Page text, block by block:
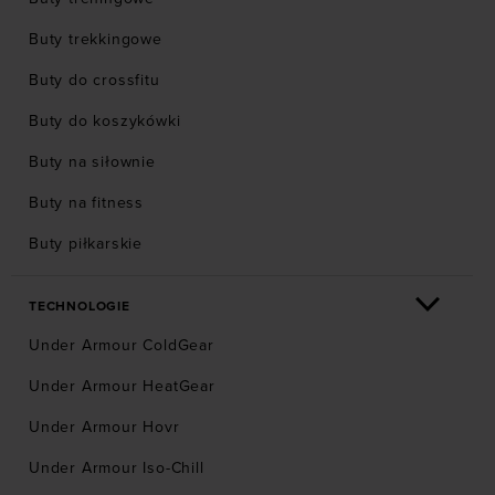
Buty trekkingowe
Buty do crossfitu
Buty do koszykówki
Buty na siłownie
Buty na fitness
Buty piłkarskie
TECHNOLOGIE
Under Armour ColdGear
Under Armour HeatGear
Under Armour Hovr
Under Armour Iso-Chill